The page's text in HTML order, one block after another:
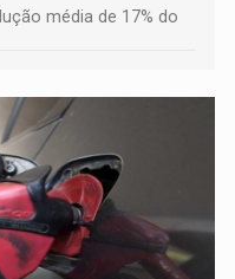
média de 17% do